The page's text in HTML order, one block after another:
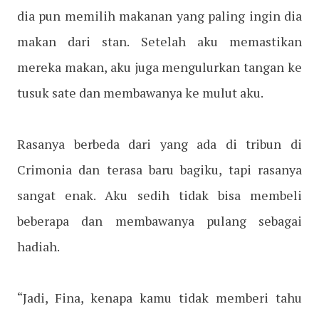
dia pun memilih makanan yang paling ingin dia
makan dari stan. Setelah aku memastikan
mereka makan, aku juga mengulurkan tangan ke
tusuk sate dan membawanya ke mulut aku.
Rasanya berbeda dari yang ada di tribun di
Crimonia dan terasa baru bagiku, tapi rasanya
sangat enak. Aku sedih tidak bisa membeli
beberapa dan membawanya pulang sebagai
hadiah.
“Jadi, Fina, kenapa kamu tidak memberi tahu